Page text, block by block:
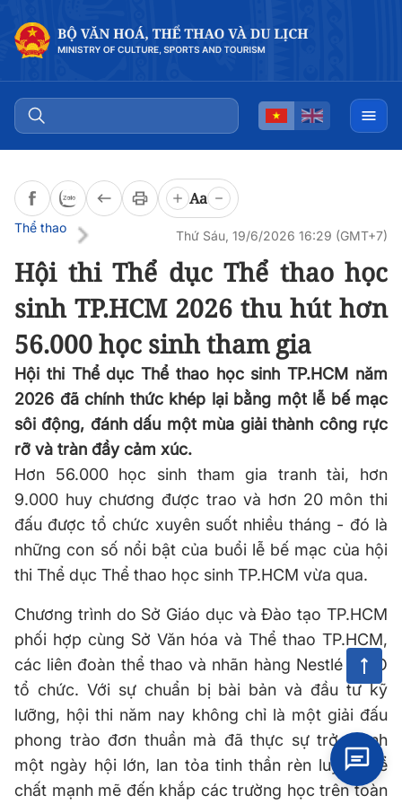
Aa
Thể thao
Thứ Sáu, 19/6/2026 16:29 (GMT+7)
Hội thi Thể dục Thể thao học
sinh TP.HCM 2026 thu hút hơn
56.000 học sinh tham gia
Hội thi Thể dục Thể thao học sinh TP.HCM năm
2026 đã chính thức khép lại bằng một lễ bế mạc
sôi động, đánh dấu một mùa giải thành công rực
rỡ và tràn đầy cảm xúc.
Hơn 56.000 học sinh tham gia tranh tài, hơn
9.000 huy chương được trao và hơn 20 môn thi
đấu được tổ chức xuyên suốt nhiều tháng - đó là
những con số nổi bật của buổi lễ bế mạc của hội
thi Thể dục Thể thao học sinh TP.HCM vừa qua.
Chương trình do Sở Giáo dục và Đào tạo TP.HCM
phối hợp cùng Sở Văn hóa và Thể thao TP.HCM,
các liên đoàn thể thao và nhãn hàng Nestlé MILO
tổ chức. Với sự chuẩn bị bài bản và đầu tư kỹ
lưỡng, hội thi năm nay không chỉ là một giải đấu
phong trào đơn thuần mà đã thực sự trở thành
một ngày hội lớn, lan tỏa tinh thần rèn luyện thể
chất mạnh mẽ đến khắp các trường học trên toàn
Đọc bài